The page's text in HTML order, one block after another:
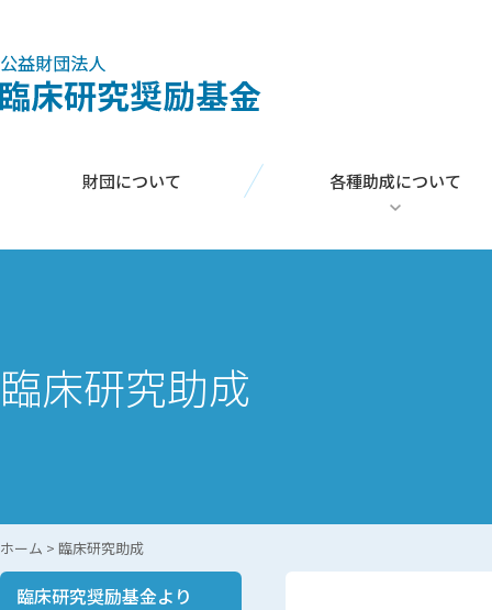
財団について 各種助成について
臨床研究助成
ホーム > 臨床研究助成
臨床研究奨励基金より